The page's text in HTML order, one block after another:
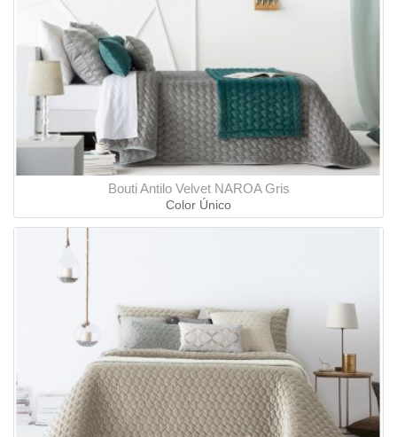
Bouti Antilo Velvet NAROA Gris
Color Único